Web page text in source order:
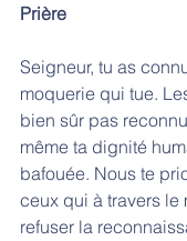
Prière
Seigneur, tu as
moquerie qui tue.
bien sûr pas
même ta dignité
bafouée. Nous te
ceux qui à travers le
refuser la